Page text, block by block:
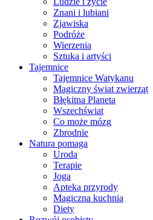
Znani i lubiani
Zjawiska
Podróże
Wierzenia
Sztuka i artyści
Tajemnice
Tajemnice Watykanu
Magiczny świat zwierząt
Błękitna Planeta
Wszechświat
Co może mózg
Zbrodnie
Natura pomaga
Uroda
Terapie
Joga
Apteka przyrody
Magiczna kuchnia
Diety